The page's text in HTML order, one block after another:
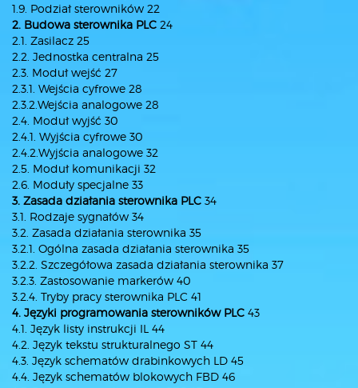
1.9. Podział sterowników 22
2. Budowa sterownika PLC 24
2.1. Zasilacz 25
2.2. Jednostka centralna 25
2.3. Moduł wejść 27
2.3.1. Wejścia cyfrowe 28
2.3.2.Wejścia analogowe 28
2.4. Moduł wyjść 30
2.4.1. Wyjścia cyfrowe 30
2.4.2.Wyjścia analogowe 32
2.5. Moduł komunikacji 32
2.6. Moduły specjalne 33
3. Zasada działania sterownika PLC 34
3.1. Rodzaje sygnałów 34
3.2. Zasada działania sterownika 35
3.2.1. Ogólna zasada działania sterownika 35
3.2.2. Szczegółowa zasada działania sterownika 37
3.2.3. Zastosowanie markerów 40
3.2.4. Tryby pracy sterownika PLC 41
4. Języki programowania sterowników PLC 43
4.1. Język listy instrukcji IL 44
4.2. Język tekstu strukturalnego ST 44
4.3. Język schematów drabinkowych LD 45
4.4. Język schematów blokowych FBD 46